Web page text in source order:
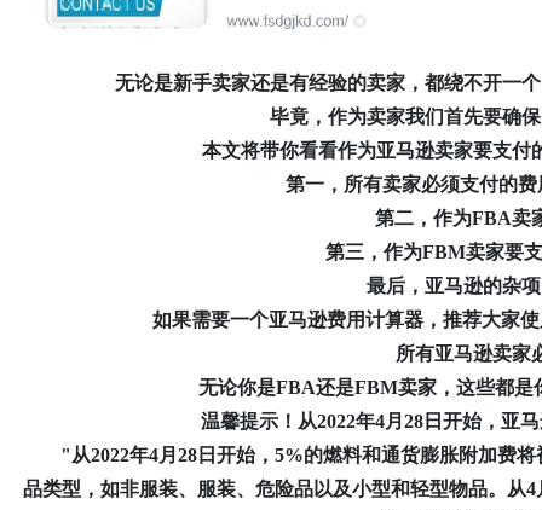
无论是新手卖家还是有经验的卖家，都绕不开一
毕竟，作为卖家我们首先要确保
本文将带你看看作为亚马逊卖家要支付
第一，所有卖家必须支付的
第二，作为FBA卖
第三，作为FBM卖家要
最后，亚马逊的杂
如果需要一个亚马逊费用计算器，推荐大家使
所有亚马逊卖家
无论你是FBA还是FBM卖家，这些都是
温馨提示！从2022年4月28日开始， 亚
"从2022年4月28日开始，5%的燃料和通货膨胀附加费将
品类型，如非服装、服装、危险品以及小型和轻型物品。从